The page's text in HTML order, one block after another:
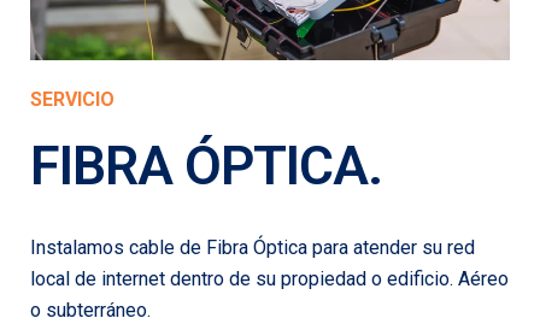
SERVICIO
FIBRA ÓPTICA.
Instalamos cable de Fibra Óptica para atender su red
local de internet dentro de su propiedad o edificio. Aéreo
o subterráneo.